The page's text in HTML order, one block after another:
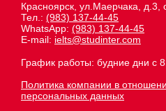
Красноярск, ул.Маерчака, д.3,
Тел.: (983) 137-44-45
WhatsApp: (983) 137-44-45
E-mail: ielts@studinter.com
График работы: будние дни с
Политика компании в
персональных данных